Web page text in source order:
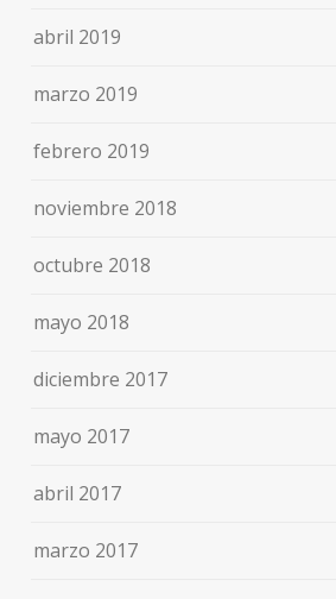
abril 2019
marzo 2019
febrero 2019
noviembre 2018
octubre 2018
mayo 2018
diciembre 2017
mayo 2017
abril 2017
marzo 2017